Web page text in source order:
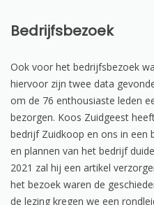
Bedrijfsbezoek
Ook voor het bedrijfsbezoek
hiervoor zijn twee data
om de 76 enthousiaste leden
bezorgen. Koos Zuidgeest
bedrijf Zuidkoop en ons in een
en plannen van het bedrijf
2021 zal hij een artikel
het bezoek waren de
de lezing kregen we een